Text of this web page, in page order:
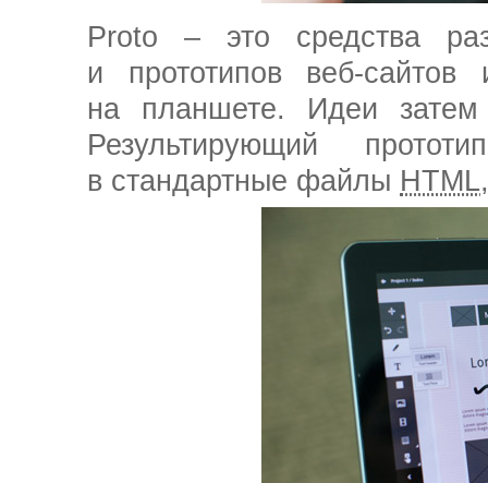
Proto – это средства
и прототипов веб-сайтов
на планшете. Идеи
Результирующий
в стандартные файлы HTML